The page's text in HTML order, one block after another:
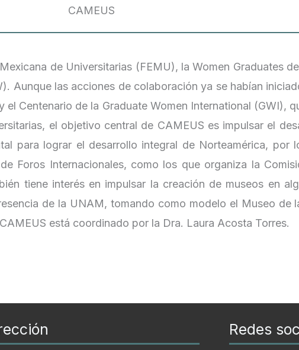
CAMEUS
de Universitarias (FEMU), la Women Graduates
Aunque las acciones de colaboración ya se habían
Centenario de la Graduate Women International (GWI),
el objetivo central de CAMEUS es impulsar el
para lograr el desarrollo integral de Norteamérica, por
Foros Internacionales, como los que organiza la
tiene interés en impulsar la creación de museos en
de la UNAM, tomando como modelo el Museo de
está coordinado por la Dra. Laura Acosta Torres.
Redes